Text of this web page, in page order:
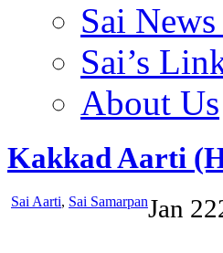
Sai
Sai’s
About Us
Kakkad Aarti
Sai Aarti, Sai SamarpanJan 22